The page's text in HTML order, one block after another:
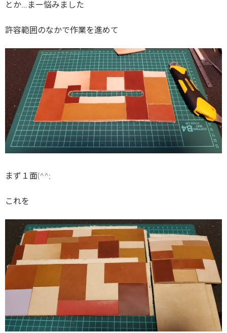
とか…まー悩みました
許容範囲のなかで作業を進めて
まず１面(^^;
これを